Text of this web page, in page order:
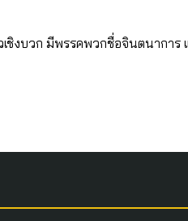
ชิงบวก มีพรรคพวกชื่อจินตนาการ